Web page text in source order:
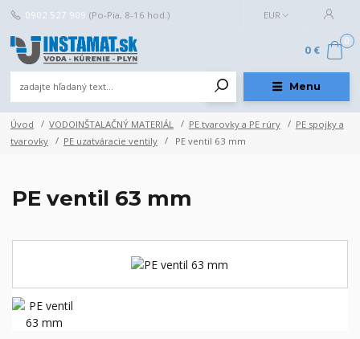
Menu
EUR
0902 527 909 (Po-Pia, 8-16 hod.)
0
0 €
Úvod VODOINŠTALAČNÝ MATERIÁL PE tvarovky a PE rúry
PE spojky a
tvarovky
PE uzatváracie ventily PE ventil 63 mm
PE ventil 63 mm